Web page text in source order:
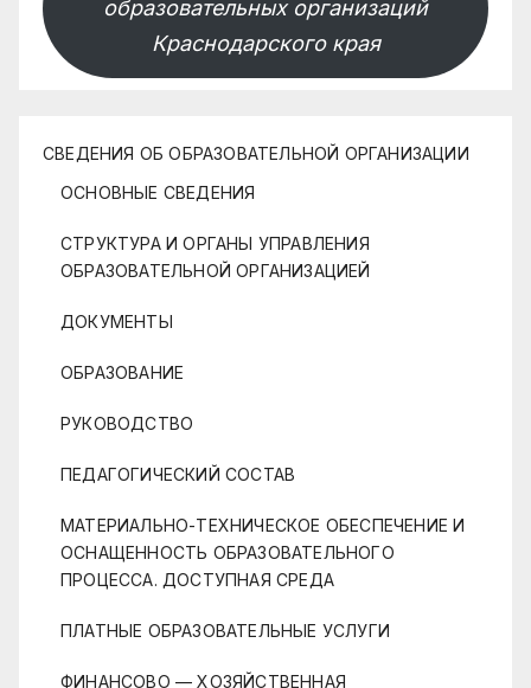
образовательных организаций
Краснодарского края
СВЕДЕНИЯ ОБ ОБРАЗОВАТЕЛЬНОЙ ОРГАНИЗАЦИИ
ОСНОВНЫЕ СВЕДЕНИЯ
СТРУКТУРА И ОРГАНЫ УПРАВЛЕНИЯ
ОБРАЗОВАТЕЛЬНОЙ ОРГАНИЗАЦИЕЙ
ДОКУМЕНТЫ
ОБРАЗОВАНИЕ
РУКОВОДСТВО
ПЕДАГОГИЧЕСКИЙ СОСТАВ
МАТЕРИАЛЬНО-ТЕХНИЧЕСКОЕ ОБЕСПЕЧЕНИЕ И
ОСНАЩЕННОСТЬ ОБРАЗОВАТЕЛЬНОГО
ПРОЦЕССА. ДОСТУПНАЯ СРЕДА
ПЛАТНЫЕ ОБРАЗОВАТЕЛЬНЫЕ УСЛУГИ
ФИНАНСОВО — ХОЗЯЙСТВЕННАЯ